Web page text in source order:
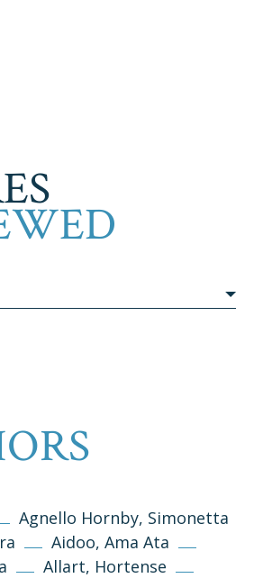
Agnello Hornby, Simonetta
Aidoo, Ama Ata
Allart, Hortense